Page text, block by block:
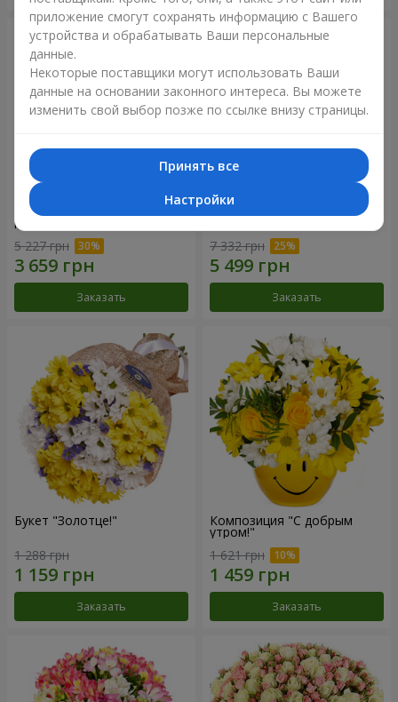
Цветы в коробке "25
красных роз!"
5 227 грн
Заказать
Композиция в коробке
7 332 грн
Заказать
Букет "Золотце!"
1 288 грн
Заказать
Композиция "С добрым
утром!"
1 621 грн
Заказать
приложение смогут сохранять информацию с Вашего
устройства и обрабатывать Ваши персональные
данные.
Некоторые поставщики могут использовать Ваши
данные на основании законного интереса. Вы можете
изменить свой выбор позже по ссылке внизу страницы.
Принять все
Настройки